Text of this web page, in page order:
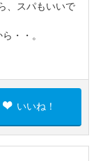
、スパもいいで
・・。
いいね！